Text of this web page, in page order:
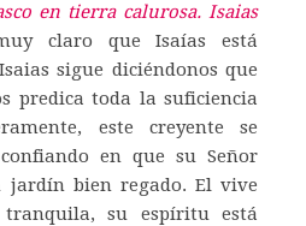
en tierra calurosa. Isaias
claro que Isaías está
sigue diciéndonos que
predica toda la suficiencia
este creyente se
en que su Señor
bien regado. El vive
su espíritu está